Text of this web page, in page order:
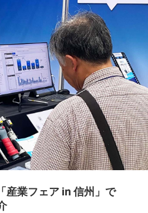
産業フェア in 信州」で